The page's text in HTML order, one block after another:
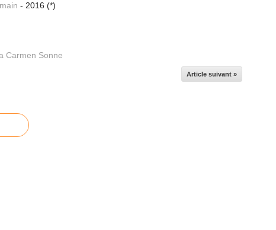
- 2016 (*)
Carmen Sonne
Article suivant »